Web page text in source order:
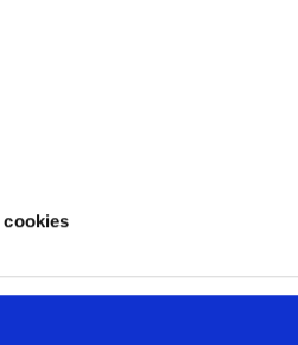
cookies. Aktívnym nastavením
súhlasu nemá vplyv na
cookies